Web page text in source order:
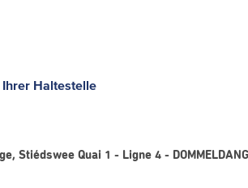
Ihrer Haltestelle
Stiédswee Quai 1 - Ligne 4 -